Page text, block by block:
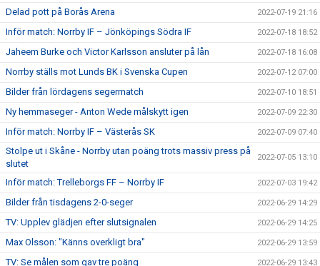
Delad pott på Borås Arena 2022-07-19 21:16
Inför match: Norrby IF – Jönköpings Södra IF 2022-07-18 18:52
Jaheem Burke och Victor Karlsson ansluter på lån 2022-07-18 16:08
Norrby ställs mot Lunds BK i Svenska Cupen 2022-07-12 07:00
Bilder från lördagens segermatch 2022-07-10 18:51
Ny hemmaseger - Anton Wede målskytt igen 2022-07-09 22:30
Inför match: Norrby IF – Västerås SK 2022-07-09 07:40
Stolpe ut i Skåne - Norrby utan poäng trots massiv press på
slutet
2022-07-05 13:10
Inför match: Trelleborgs FF – Norrby IF 2022-07-03 19:42
Bilder från tisdagens 2-0-seger 2022-06-29 14:29
TV: Upplev glädjen efter slutsignalen 2022-06-29 14:25
Max Olsson: "Känns overkligt bra" 2022-06-29 13:59
TV: Se målen som gav tre poäng 2022-06-29 13:43